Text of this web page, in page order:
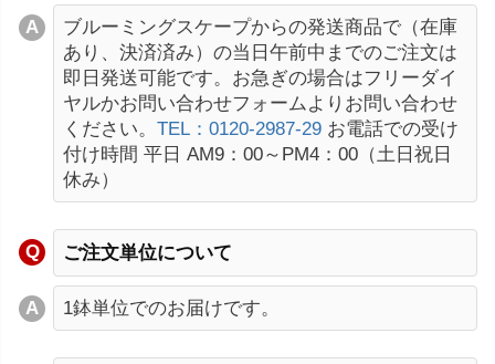
ブルーミングスケープからの発送商品で（在庫
あり、決済済み）の当日午前中までのご注文は
即日発送可能です。お急ぎの場合はフリーダイ
ヤルかお問い合わせフォームよりお問い合わせ
ください。 TEL：0120-2987-29 お電話での受け
付け時間 平日 AM9：00～PM4：00（土日祝日
休み）
ご注文単位について
1鉢単位でのお届けです。